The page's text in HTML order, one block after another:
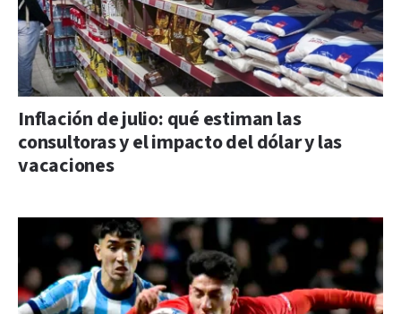
Inflación de julio: qué estiman las
consultoras y el impacto del dólar y las
vacaciones